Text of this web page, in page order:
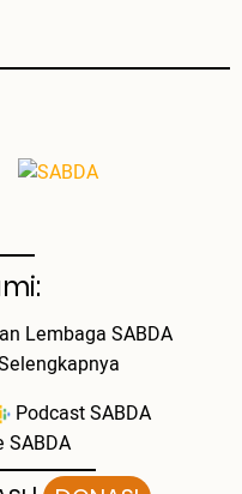
Lembaga SABDA
Podcast SABDA
SABDA